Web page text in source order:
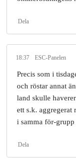
Dela
18:37 ESC-Panelen
Precis som i
och röstar annat
land skulle
ett s.k. aggregerat
i samma för-
Dela